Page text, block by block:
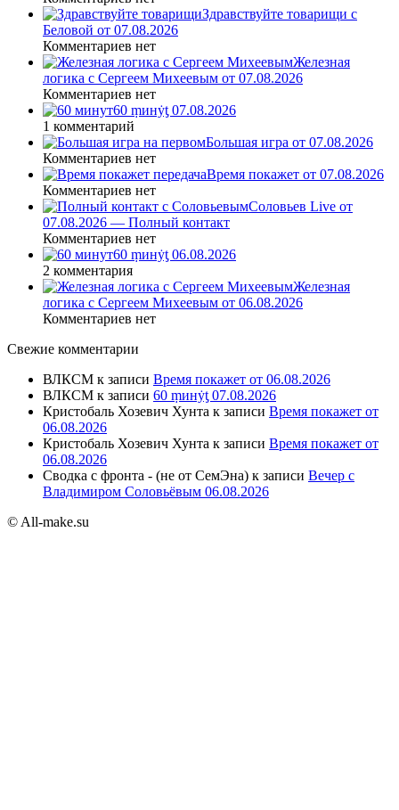
Здравствуйте товарищи с
Беловой от 07.08.2026
Комментариев нет
Железная
логика с Сергеем Михеевым от 07.08.2026
Комментариев нет
60 ṃинẏƫ 07.08.2026
1 комментарий
Большая игра от 07.08.2026
Комментариев нет
Время покажет от 07.08.2026
Комментариев нет
Соловьев Live от
07.08.2026 — Полный контакт
Комментариев нет
60 ṃинẏƫ 06.08.2026
2 комментария
Железная
логика с Сергеем Михеевым от 06.08.2026
Комментариев нет
Свежие комментарии
ВЛКСМ к записи Время покажет от 06.08.2026
ВЛКСМ к записи 60 ṃинẏƫ 07.08.2026
Кристобаль Хозевич Хунта к записи Время покажет от
06.08.2026
Кристобаль Хозевич Хунта к записи Время покажет от
06.08.2026
Сводка с фронта - (не от СемЭна) к записи Вечер с
Владимиром Соловьёвым 06.08.2026
© All-make.su